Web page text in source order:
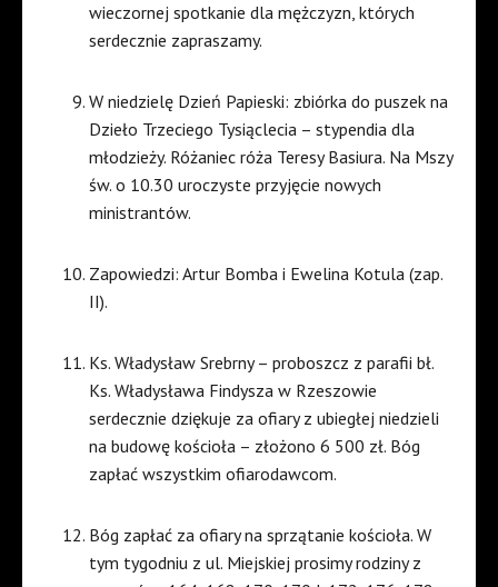
wieczornej spotkanie dla mężczyzn, których
serdecznie zapraszamy.
W niedzielę Dzień Papieski: zbiórka do puszek na
Dzieło Trzeciego Tysiąclecia – stypendia dla
młodzieży. Różaniec róża Teresy Basiura. Na Mszy
św. o 10.30 uroczyste przyjęcie nowych
ministrantów.
Zapowiedzi: Artur Bomba i Ewelina Kotula (zap.
II).
Ks. Władysław Srebrny – proboszcz z parafii bł.
Ks. Władysława Findysza w Rzeszowie
serdecznie dziękuje za ofiary z ubiegłej niedzieli
na budowę kościoła – złożono 6 500 zł. Bóg
zapłać wszystkim ofiarodawcom.
Bóg zapłać za ofiary na sprzątanie kościoła. W
tym tygodniu z ul. Miejskiej prosimy rodziny z